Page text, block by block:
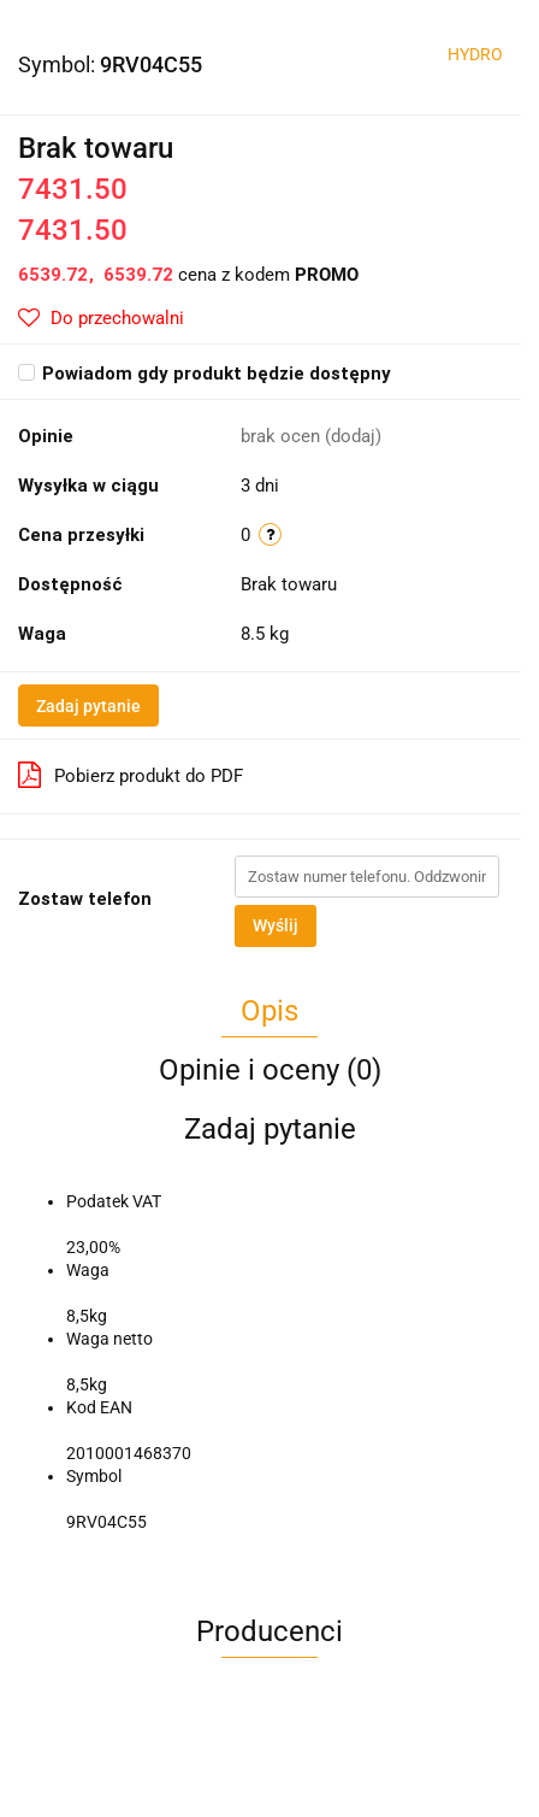
Symbol: 9RV04C55 HYDRO
Brak towaru
7431.50
7431.50
6539.72 6539.72 cena z kodem PROMO
Do przechowalni
Powiadom gdy produkt będzie dostępny
Opinie brak ocen (dodaj)
Wysyłka w ciągu 3 dni
Cena przesyłki 0
Dostępność Brak towaru
Waga 8.5 kg
Zadaj pytanie
Pobierz produkt do PDF
Zostaw telefon
Wyślij
Opis
Opinie i oceny (0)
Zadaj pytanie
Podatek VAT
23,00%
Waga
8,5kg
Waga netto
8,5kg
Kod EAN
2010001468370
Symbol
9RV04C55
Producenci